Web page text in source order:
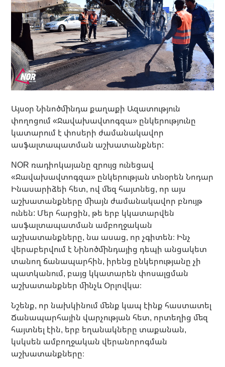
Այսօր Նինոծմինդա քաղաքի Ազատություն
փողոցում «Ջավախավտոգզա» ընկերությունը
կատարում է փոսերի ժամանակավոր
ասֆալտապատման աշխատանքներ:
NOR ռադիոկայանը զրույց ունեցավ
«Ջավախավտոգզա» ընկերության տնօրեն Նոդար
Ինասարիձեի հետ, ով մեզ հայտնեց, որ այս
աշխատանքները միայն ժամանակավոր բնույթ
ունեն: Մեր հարցին, թե երբ կկատարվեն
ասֆալտապատման ամբողջական
աշխատանքները, նա ասաց, որ չգիտեն։ Ինչ
վերաբերվում է Նինոծմինդայից դեպի անցակետ
տանող ճանապարհին, իրենց ընկերությանը չի
պատկանում, բայց կկատարեն փոսալցման
աշխատանքներ մինչև Օրլովկա։
Նշենք, որ նախկինում մենք կապ էինք հաստատել
Ճանապարհային վարչության հետ, որտեղից մեզ
հայտնել էին, երբ եղանակները տաքանան,
կսկսեն ամբողջական վերանորոգման
աշխատանքները։